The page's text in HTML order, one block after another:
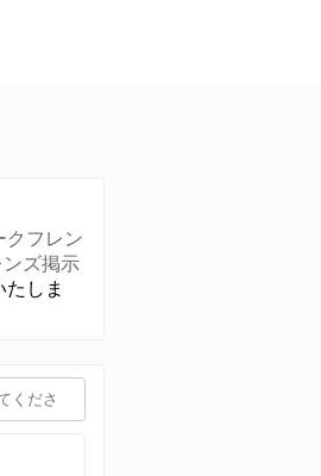
クフレン
ズ掲示
たしま